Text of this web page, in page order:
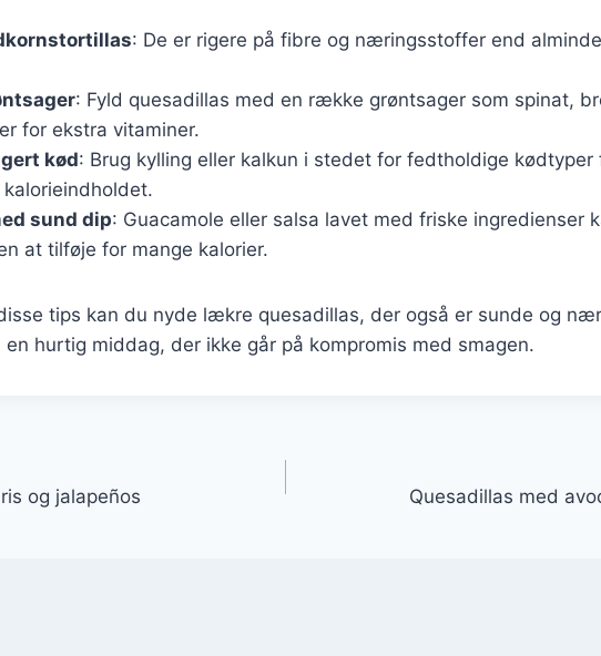
: De er rigere på fibre og næringsstoffer end
: Fyld quesadillas med en række grøntsager som spinat,
for ekstra vitaminer.
kød: Brug kylling eller kalkun i stedet for fedtholdige kødtyper
sund dip: Guacamole eller salsa lavet med friske ingredienser
at tilføje for mange kalorier.
tips kan du nyde lækre quesadillas, der også er sunde og
hurtig middag, der ikke går på kompromis med smagen.
og jalapeños Quesadillas med